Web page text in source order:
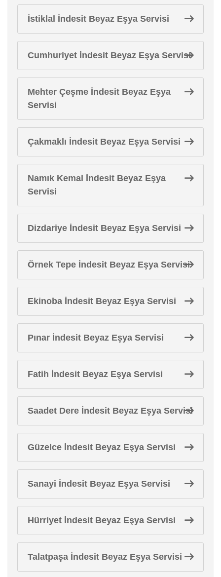
İstiklal İndesit Beyaz Eşya Servisi
Cumhuriyet İndesit Beyaz Eşya Servisi
Mehter Çeşme İndesit Beyaz Eşya
Servisi
Çakmaklı İndesit Beyaz Eşya Servisi
Namık Kemal İndesit Beyaz Eşya
Servisi
Dizdariye İndesit Beyaz Eşya Servisi
Örnek Tepe İndesit Beyaz Eşya Servisi
Ekinoba İndesit Beyaz Eşya Servisi
Pınar İndesit Beyaz Eşya Servisi
Fatih İndesit Beyaz Eşya Servisi
Saadet Dere İndesit Beyaz Eşya Servisi
Güzelce İndesit Beyaz Eşya Servisi
Sanayi İndesit Beyaz Eşya Servisi
Hürriyet İndesit Beyaz Eşya Servisi
Talatpaşa İndesit Beyaz Eşya Servisi